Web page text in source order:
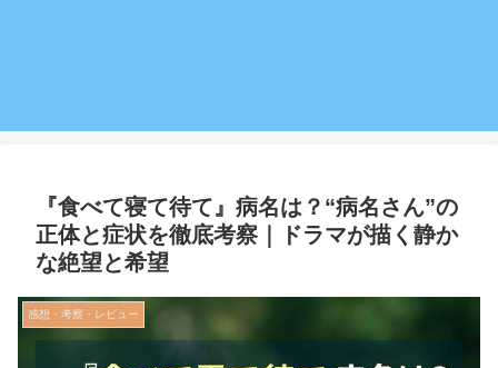
『食べて寝て待て』病名は？“病名さん”の
正体と症状を徹底考察｜ドラマが描く静か
な絶望と希望
感想・考察・レビュー